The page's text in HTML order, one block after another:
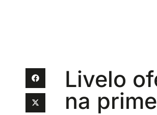
Livelo
na